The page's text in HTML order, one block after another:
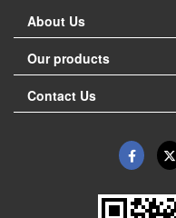
About Us
Our products
Contact Us